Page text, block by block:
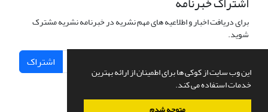
این وب سایت از کوکی ها برای اطمینان از ارائه بهترین
خدمات استفاده می کند.
برای دریافت اخبار و اطلاعیه های مهم نشریه در خبرنامه نشریه مشترک
شوید.
اشتراک